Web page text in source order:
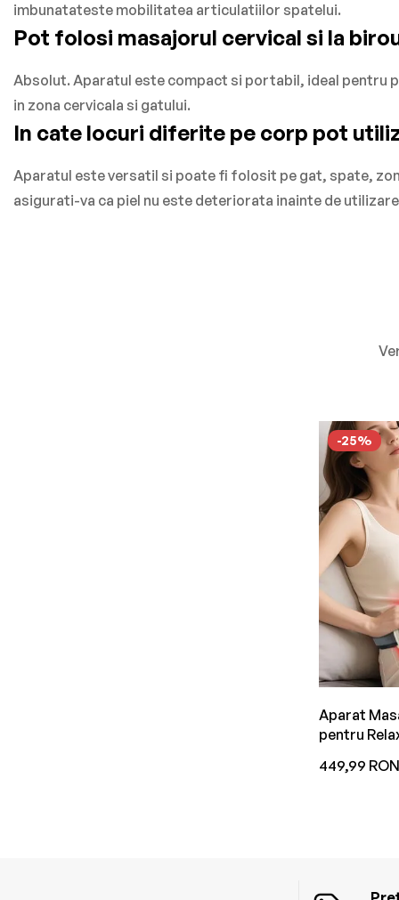
imbunatateste mobilitatea articulatiilor spatelui.
Pot folosi masajorul cervical si la
Absolut. Aparatul este compact si portabil, ideal pentru
in zona cervicala si gatului.
In cate locuri diferite pe corp pot
Aparatul este versatil si poate fi folosit pe gat, spate,
asigurati-va ca piel nu este deteriorata inainte de
-25%
Aparat
pentru
449,99 RON